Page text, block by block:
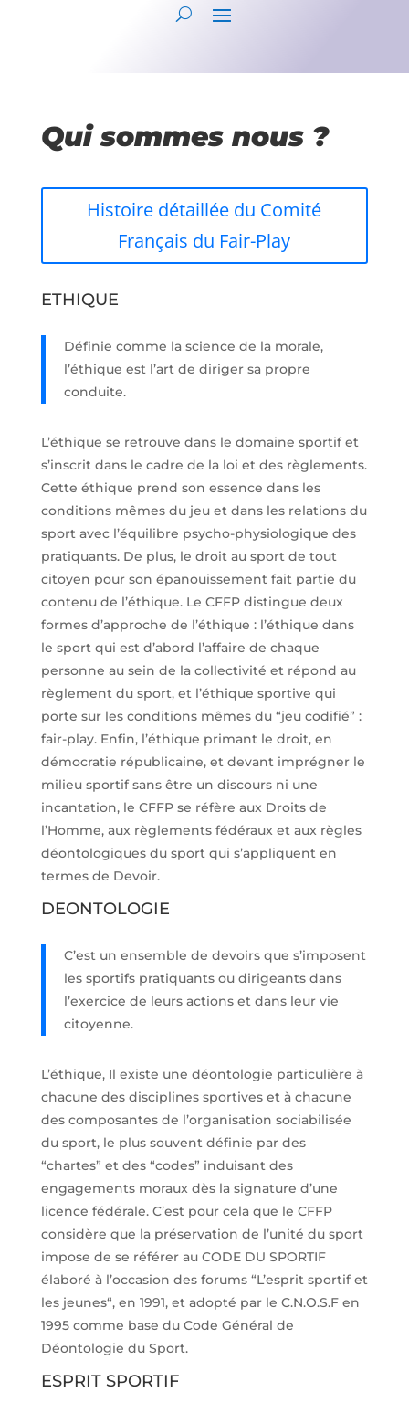
Qui sommes nous ?
Histoire détaillée du Comité
Français du Fair-Play
ETHIQUE
Définie comme la science de la morale,
l’éthique est l’art de diriger sa propre
conduite.
L’éthique se retrouve dans le domaine sportif et
s’inscrit dans le cadre de la loi et des règlements.
Cette éthique prend son essence dans les
conditions mêmes du jeu et dans les relations du
sport avec l’équilibre psycho-physiologique des
pratiquants. De plus, le droit au sport de tout
citoyen pour son épanouissement fait partie du
contenu de l’éthique. Le CFFP distingue deux
formes d’approche de l’éthique : l’éthique dans
le sport qui est d’abord l’affaire de chaque
personne au sein de la collectivité et répond au
règlement du sport, et l’éthique sportive qui
porte sur les conditions mêmes du “jeu codifié” :
fair-play. Enfin, l’éthique primant le droit, en
démocratie républicaine, et devant imprégner le
milieu sportif sans être un discours ni une
incantation, le CFFP se réfère aux Droits de
l’Homme, aux règlements fédéraux et aux règles
déontologiques du sport qui s’appliquent en
termes de Devoir.
DEONTOLOGIE
C’est un ensemble de devoirs que s’imposent
les sportifs pratiquants ou dirigeants dans
l’exercice de leurs actions et dans leur vie
citoyenne.
L’éthique, Il existe une déontologie particulière à
chacune des disciplines sportives et à chacune
des composantes de l’organisation sociabilisée
du sport, le plus souvent définie par des
“chartes” et des “codes” induisant des
engagements moraux dès la signature d’une
licence fédérale. C’est pour cela que le CFFP
considère que la préservation de l’unité du sport
impose de se référer au CODE DU SPORTIF
élaboré à l’occasion des forums “L’esprit sportif et
les jeunes“, en 1991, et adopté par le C.N.O.S.F en
1995 comme base du Code Général de
Déontologie du Sport.
ESPRIT SPORTIF